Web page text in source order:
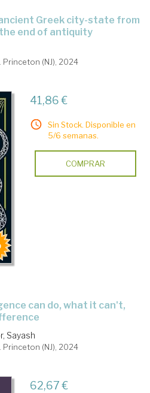
end of antiquity
(NJ), 2024
41,86 €
Sin Stock. Disponible en
5/6 semanas.
COMPRAR
Sayash
(NJ), 2024
62,67 €